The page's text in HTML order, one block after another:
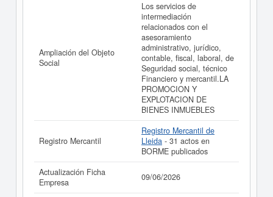
Ampliación del Objeto
Social
Los servicios de
intermediación
relacionados con el
asesoramiento
administrativo, jurídico,
contable, fiscal, laboral, de
Seguridad social, técnico
Financiero y mercantil.LA
PROMOCION Y
EXPLOTACION DE
BIENES INMUEBLES
Registro Mercantil
Registro Mercantil de
Lleida - 31 actos en
BORME publicados
Actualización Ficha
Empresa
09/06/2026